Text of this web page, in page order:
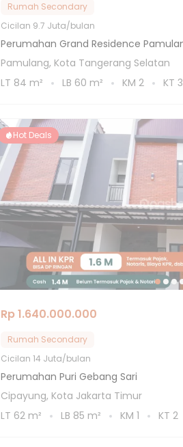
Rumah Secondary
Cicilan 9.7 Juta/bulan
Perumahan Grand Residence
Pamulang, Kota Tangerang Selatan
LT 84 m² LB 60 m² KM 2 KT 3
Hot Deals
Rp 1.640.000.000
Rumah Secondary
Cicilan 14 Juta/bulan
Perumahan Puri Gebang Sari
Cipayung, Kota Jakarta Timur
LT 62 m² LB 85 m² KM 1 KT 2